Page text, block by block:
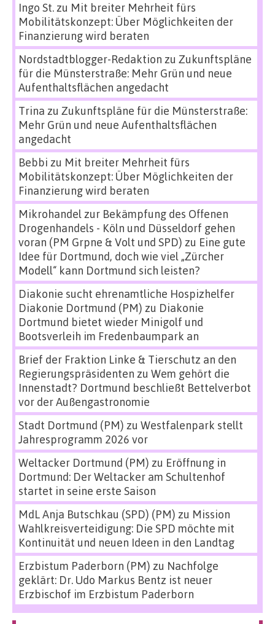
Ingo St.zu Mit breiter Mehrheit fürs
Mobilitätskonzept: Über Möglichkeiten der
Finanzierung wird beraten
Nordstadtblogger-Redaktion zu Zukunftspläne
für die Münsterstraße: Mehr Grün und neue
Aufenthaltsflächen angedacht
Trina zu Zukunftspläne für die Münsterstraße:
Mehr Grün und neue Aufenthaltsflächen
angedacht
Bebbi zu Mit breiter Mehrheit fürs
Mobilitätskonzept: Über Möglichkeiten der
Finanzierung wird beraten
Mikrohandel zur Bekämpfung des Offenen
Drogenhandels - Köln und Düsseldorf gehen
voran (PM Grpne & Volt und SPD) zu Eine gute
Idee für Dortmund, doch wie viel „Zürcher
Modell“ kann Dortmund sich leisten?
Diakonie sucht ehrenamtliche Hospizhelfer
Diakonie Dortmund (PM) zu Diakonie
Dortmund bietet wieder Minigolf und
Bootsverleih im Fredenbaumpark an
Brief der Fraktion Linke & Tierschutz an den
Regierungspräsidenten zu Wem gehört die
Innenstadt? Dortmund beschließt Bettelverbot
vor der Außengastronomie
Stadt Dortmund (PM) zu Westfalenpark stellt
Jahresprogramm 2026 vor
Weltacker Dortmund (PM) zu Eröffnung in
Dortmund: Der Weltacker am Schultenhof
startet in seine erste Saison
MdL Anja Butschkau (SPD) (PM) zu Mission
Wahlkreisverteidigung: Die SPD möchte mit
Kontinuität und neuen Ideen in den Landtag
Erzbistum Paderborn (PM) zu Nachfolge
geklärt: Dr. Udo Markus Bentz ist neuer
Erzbischof im Erzbistum Paderborn